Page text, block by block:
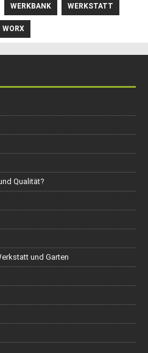
WERKBANK WERKSTATT
WORX
Qualität?
und Garten